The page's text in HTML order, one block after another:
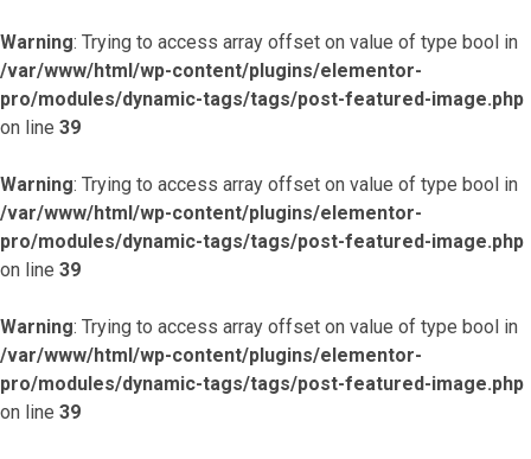
Warning: Trying to access array offset on value of type bool in
/var/www/html/wp-content/plugins/elementor-
pro/modules/dynamic-tags/tags/post-featured-image.php
on line 39
Warning: Trying to access array offset on value of type bool in
/var/www/html/wp-content/plugins/elementor-
pro/modules/dynamic-tags/tags/post-featured-image.php
on line 39
Warning: Trying to access array offset on value of type bool in
/var/www/html/wp-content/plugins/elementor-
pro/modules/dynamic-tags/tags/post-featured-image.php
on line 39